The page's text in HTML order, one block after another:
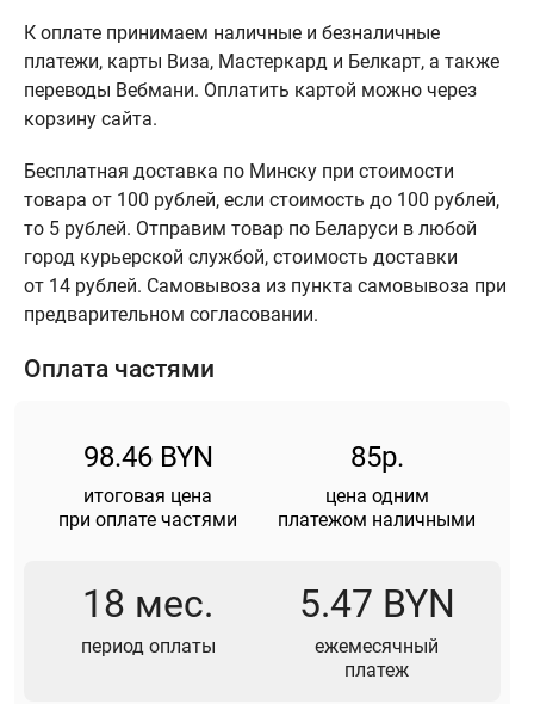
К оплате принимаем наличные и безналичные
платежи, карты Виза, Мастеркард и Белкарт, а также
переводы Вебмани. Оплатить картой можно через
корзину сайта.
Бесплатная доставка по Минску при стоимости
товара от 100 рублей, если стоимость до 100 рублей,
то 5 рублей. Отправим товар по Беларуси в любой
город курьерской службой, стоимость доставки
от 14 рублей. Самовывоза из пункта самовывоза при
предварительном согласовании.
Оплата частями
98.46 BYN
итоговая цена
при оплате частями
85р.
цена одним
платежом наличными
18 мес.
период оплаты
5.47 BYN
ежемесячный
платеж